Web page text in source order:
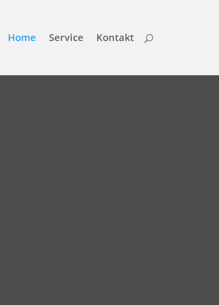
Home Service Kontakt